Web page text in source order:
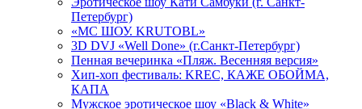
Петербург)
«МС ШОУ. KRUTOBL»
3D DVJ «Well Done» (г.Санкт-Петербург)
Пенная вечеринка «Пляж. Весенняя версия»
Хип-хоп фестиваль: KREC, КАЖЕ ОБОЙМА,
КАПА
Мужское эротическое шоу «Black & White»